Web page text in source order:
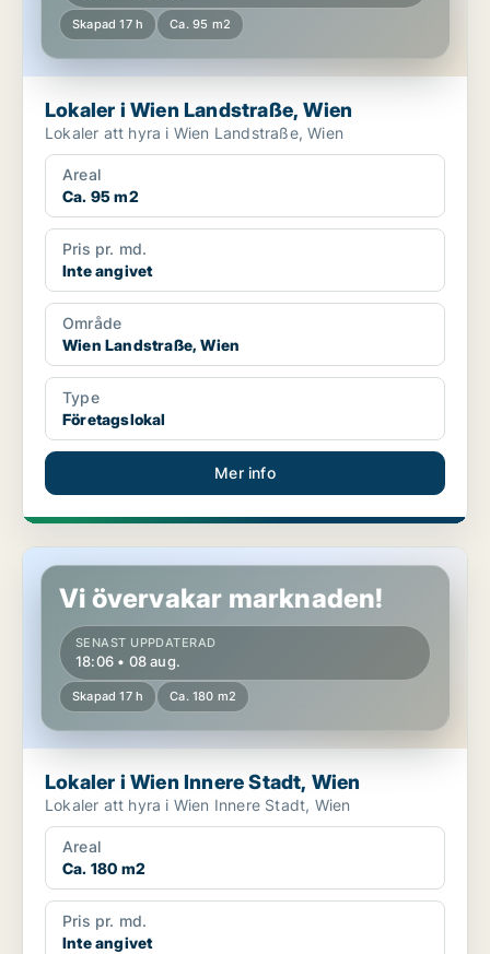
Skapad 17 h Ca. 95 m2
Lokaler i Wien Landstraße, Wien
Lokaler att hyra i Wien Landstraße, Wien
Areal
Ca. 95 m2
Pris pr. md.
Inte angivet
Område
Wien Landstraße, Wien
Type
Företagslokal
Mer info
Lokaler i Wien Innere Stadt, Wien
Vi övervakar marknaden!
SENAST UPPDATERAD
18:06 • 08 aug.
Skapad 17 h Ca. 180 m2
Lokaler i Wien Innere Stadt, Wien
Lokaler att hyra i Wien Innere Stadt, Wien
Areal
Ca. 180 m2
Pris pr. md.
Inte angivet